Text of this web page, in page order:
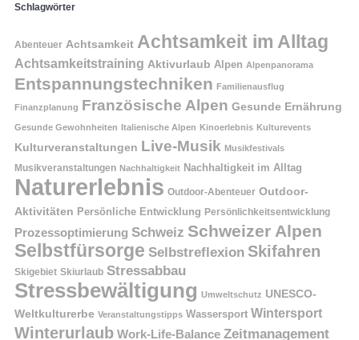
Schlagwörter
Abenteuer Achtsamkeit Achtsamkeit im Alltag
Achtsamkeitstraining Aktivurlaub Alpen Alpenpanorama
Entspannungstechniken Familienausflug
Finanzplanung Französische Alpen Gesunde Ernährung
Gesunde Gewohnheiten Italienische Alpen Kinoerlebnis Kulturevents
Kulturveranstaltungen Live-Musik Musikfestivals
Musikveranstaltungen Nachhaltigkeit Nachhaltigkeit im Alltag
Naturerlebnis Outdoor-Abenteuer Outdoor-
Aktivitäten Persönliche Entwicklung Persönlichkeitsentwicklung
Prozessoptimierung Schweiz Schweizer Alpen
Selbstfürsorge Selbstreflexion Skifahren
Skigebiet Skiurlaub Stressabbau
Stressbewältigung Umweltschutz UNESCO-
Weltkulturerbe Veranstaltungstipps Wassersport Wintersport
Winterurlaub Work-Life-Balance Zeitmanagement